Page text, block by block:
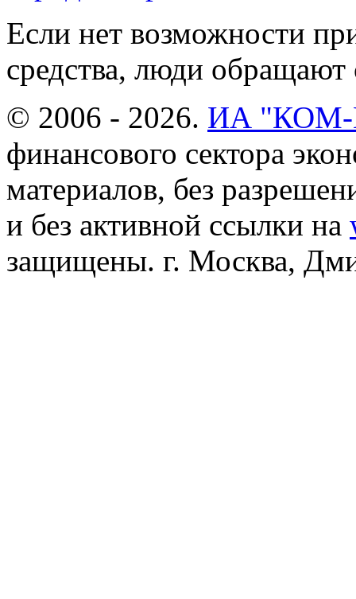
Если нет возможности
средства, люди обращают
© 2006 - 2026. ИА
финансового сектора
материалов, без
и без активной ссылки на
защищены. г. Москва,